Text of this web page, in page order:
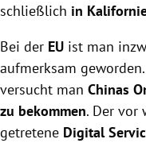
schließlich in
Bei der EU ist man
aufmerksam
versucht man Chinas
zu bekommen. Der vor
getretene Digital